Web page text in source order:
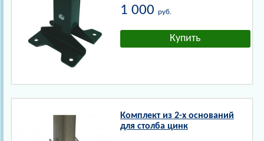
1 000 руб.
Комплект из 2-х оснований
для столба цинк